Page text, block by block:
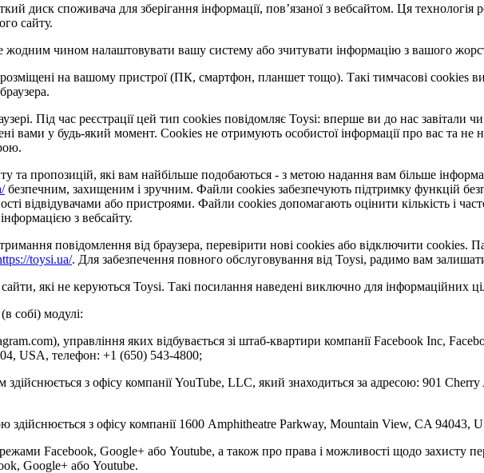
диск споживача для зберігання інформації, пов’язаної з вебсайтом. Ця
сайту.
жодним чином налаштовувати вашу систему або зчитувати інформацію з вашого
на вашому пристрої (ПК, смартфон, планшет тощо). Такі тимчасові cookies
Під час реєстрації цей тип cookies повідомляє Toysi: вперше ви до нас завітали
вами у будь-який момент. Сookies не отримують особистої інформації про вас та не
та пропозицій, які вам найбільше подобаються - з метою надання вам більше
безпечним, захищеним і зручним. Файли cookies забезпечують підтримку функцій
відвідувачами або пристроями. Файли cookies допомагають оцінити кількість і
з вебсайту.
повідомлення від браузера, перевірити нові cookies або відключити cookies.
toysi.ua/. Для забезпечення повного обслуговування від Toysi, радимо вам
які не керуються Toysi. Такі посилання наведені виключно для інформаційних
собі) модулі:
управління яких відбувається зі штаб-квартири компанії Facebook Inc,
USA, телефон: +1 (650) 543-4800;
з офісу компанії YouTube, LLC, який знаходиться за адресою: 901
здійснюється з офісу компанії 1600 Amphitheatre Parkway, Mountain View, CA 94043,
Facebook, Google+ або Youtube, а також про права і можливості щодо захисту
Google+ або Youtube.